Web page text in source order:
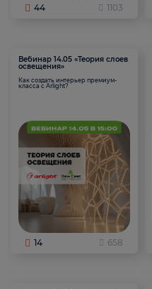
44 1103
Вебинар 14.05 «Теория слоев
освещения»
Как создать интерьер премиум-
класса с Arlight?
14 658